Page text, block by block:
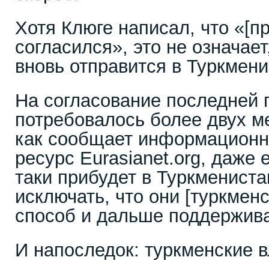
Хотя Клюге написал, что
согласился», это не
вновь отправится в
На согласование последней
потребовалось более двух
как сообщает
ресурс Eurasianet.org, даже
таки прибудет в
исключать, что они
способ и дальше
И напоследок: туркменские